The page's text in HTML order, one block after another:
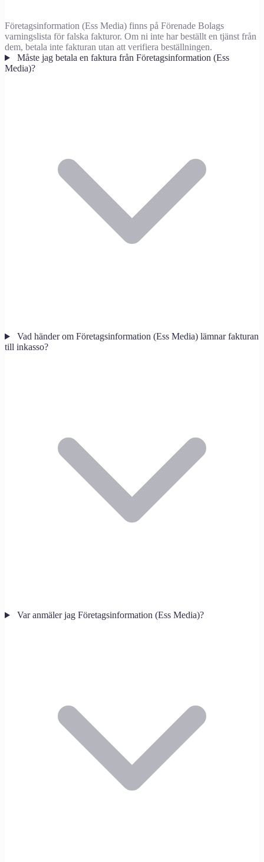
Företagsinformation (Ess Media) finns på Förenade Bolags
varningslista för falska fakturor. Om ni inte har beställt en tjänst från
dem, betala inte fakturan utan att verifiera beställningen.
Måste jag betala en faktura från Företagsinformation (Ess
Media)?
Vad händer om Företagsinformation (Ess Media) lämnar fakturan
till inkasso?
Var anmäler jag Företagsinformation (Ess Media)?